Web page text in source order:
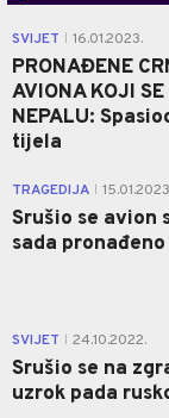
SVIJET 16.01.2023.
PRONAĐENE
AVIONA KOJI SE
NEPALU:
tijela
TRAGEDIJA
Srušio se avion
sada
SVIJET 24.10.2022.
Srušio se na
uzrok pada